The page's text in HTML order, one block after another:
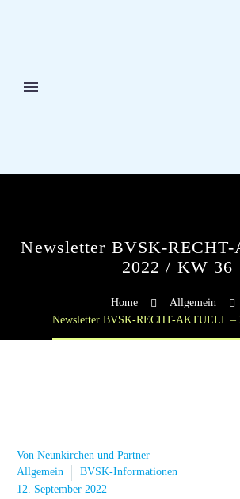
Newsletter BVSK-
2022 / KW 36
Home
Allgemein
Newsletter BVSK-RECHT-AKTUELL –
Von Neunkirchen und Partner
Allgemein
BVSK-Informationen
12. September 2022